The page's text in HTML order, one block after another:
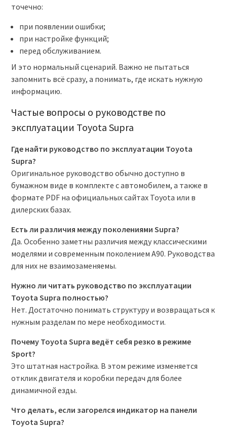
точечно:
при появлении ошибки;
при настройке функций;
перед обслуживанием.
И это нормальный сценарий. Важно не пытаться
запомнить всё сразу, а понимать, где искать нужную
информацию.
Частые вопросы о руководстве по
эксплуатации Toyota Supra
Где найти руководство по эксплуатации Toyota
Supra?
Оригинальное руководство обычно доступно в
бумажном виде в комплекте с автомобилем, а также в
формате PDF на официальных сайтах Toyota или в
дилерских базах.
Есть ли различия между поколениями Supra?
Да. Особенно заметны различия между классическими
моделями и современным поколением A90. Руководства
для них не взаимозаменяемы.
Нужно ли читать руководство по эксплуатации
Toyota Supra полностью?
Нет. Достаточно понимать структуру и возвращаться к
нужным разделам по мере необходимости.
Почему Toyota Supra ведёт себя резко в режиме
Sport?
Это штатная настройка. В этом режиме изменяется
отклик двигателя и коробки передач для более
динамичной езды.
Что делать, если загорелся индикатор на панели
Toyota Supra?